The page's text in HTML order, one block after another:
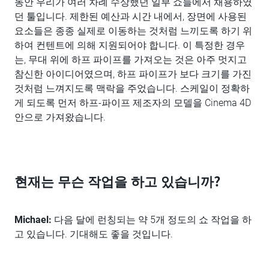
던 툴입니다. 제한된 예산과 시간 내에서, 장면에 사용된
요소들은 종종 실제로 이동하는 것처럼 느끼도록 하기 위
하여 컨텐트에 의해 지원되어야 합니다. 이 특정한 경우
는, 무대 위에 하프 파이프를 가져오는 것은 아주 멋지고
참신한 아이디어였으며, 하프 파이프가 보다 크기를 가진
것처럼 느껴지도록 맥락을 주었습니다. 스케일이 정확하
게 되도록 먼저 하프-파이프 제조자의 모델을 Cinema 4D
안으로 가져왔습니다.
현재는 무슨 작업을 하고 있습니까?
Michael: 다음 달에 런칭되는 약 5개 정도의 쇼 작업을 하
고 있습니다. 기대해도 좋을 것입니다.